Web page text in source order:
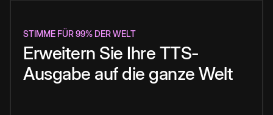
STIMME FÜR 99% DER WELT
Erweitern Sie Ihre TTS-
Ausgabe auf die ganze Welt